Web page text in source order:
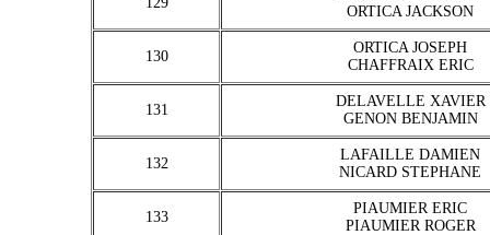
ORTICA JACKSON
130
ORTICA JOSEPH
CHAFFRAIX ERIC
131
DELAVELLE XAVIER
GENON BENJAMIN
132
LAFAILLE DAMIEN
NICARD STEPHANE
133
PIAUMIER ERIC
PIAUMIER ROGER